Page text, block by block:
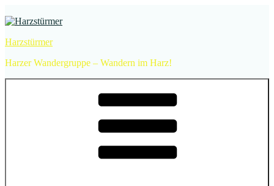
Inhalt
Harzstürmer
Harzer Wandergruppe – Wandern im Harz!